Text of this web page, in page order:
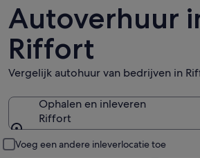
Autoverhuur
Riffort
Vergelijk autohuur van bedrijven in
Ophalen en inleveren
Riffort
Voeg een andere inleverlocatie toe